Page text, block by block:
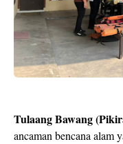
Tulaang Bawang
ancaman bencana alam